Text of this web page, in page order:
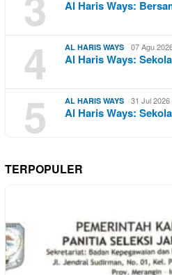
Al Haris Ways:
4 AL HARIS WAYS 07 Agu
Al Haris Ways:
5 AL HARIS WAYS 31 Jul
Al Haris Ways:
TERPOPULER